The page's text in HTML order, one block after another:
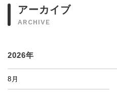
アーカイブ
ARCHIVE
2026年
8月